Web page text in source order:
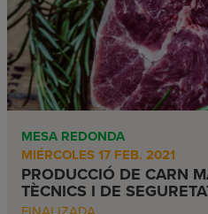
MESA REDONDA
MIÉRCOLES 17 FEB. 2021
PRODUCCIÓ DE CARN
TÈCNICS I DE